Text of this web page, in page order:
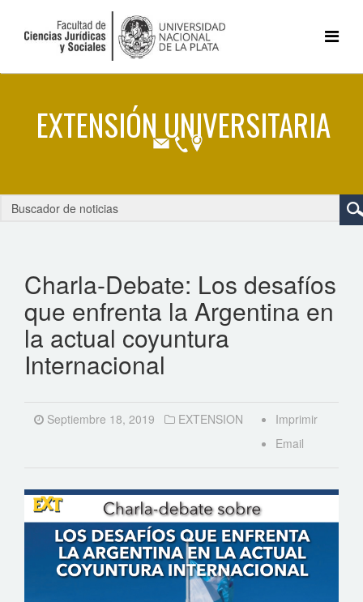
Charla-Debate: Los desafíos
que enfrenta la Argentina en
la actual coyuntura
Internacional
Septiembre 18, 2019 EXTENSION
Imprimir
Email